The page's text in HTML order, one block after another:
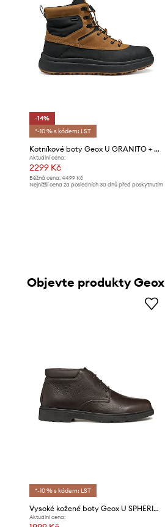
-14%
*-10 % s kódem: LST
Kotníkové boty Geox U GRANITO + GRIP B A
Aktuální cena:
2299 Kč
Běžná cena: 4499 Kč
Nejnižší cena za posledních 30 dnů před poskytnutím
Objevte produkty Geox
*-10 % s kódem: LST
Vysoké kožené boty Geox U SPHERICA EC1
Aktuální cena: